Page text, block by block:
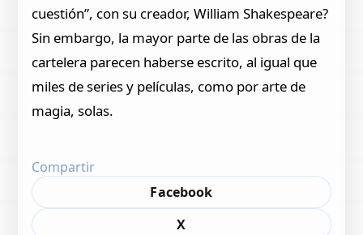
cuestión”, con su creador, William Shakespeare?
Sin embargo, la mayor parte de las obras de la
cartelera parecen haberse escrito, al igual que
miles de series y películas, como por arte de
magia, solas.
Compartir
Facebook
X